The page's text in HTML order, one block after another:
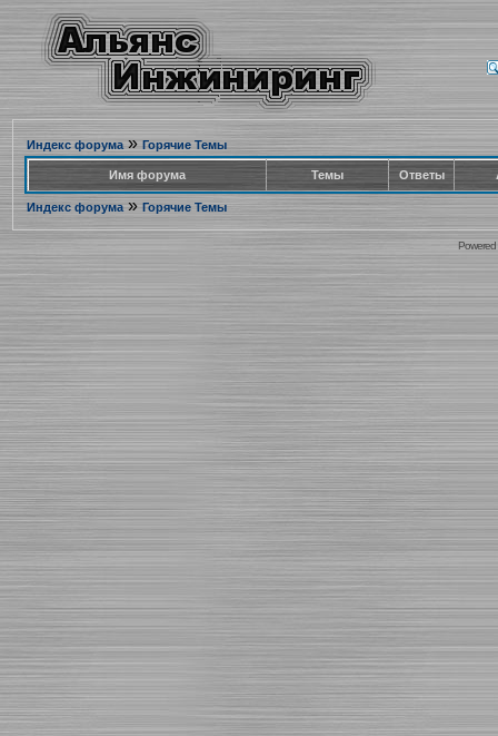
Индекс форума» Горячие Темы
Имя форума Темы Ответы
Индекс форума» Горячие Темы